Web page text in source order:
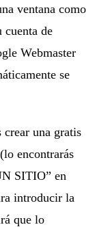
ventana como
cuenta de
Webmaster
se
crear una gratis
encontrarás
SITIO” en
introducir la
que lo